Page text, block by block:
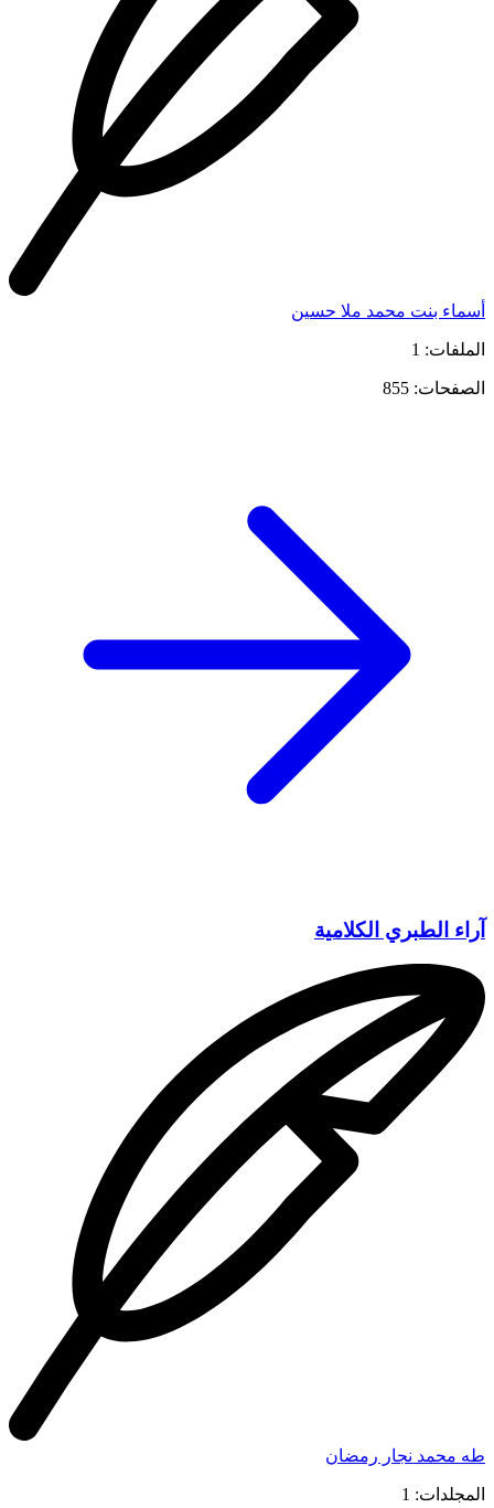
أسماء بنت محمد ملا حسين
الملفات: 1
الصفحات: 855
آراء الطبري الكلامية
طه محمد نجار رمضان
المجلدات: 1